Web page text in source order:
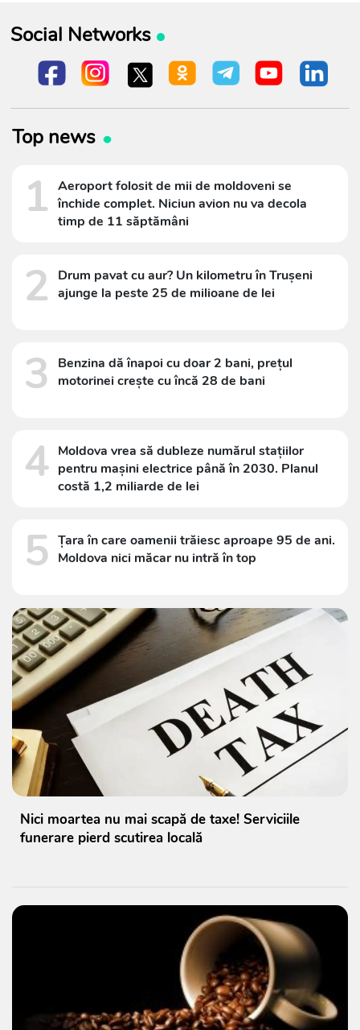
Social Networks
Top news
1 Aeroport folosit de mii de moldoveni se
închide complet. Niciun avion nu va decola
timp de 11 săptămâni
2
Drum pavat cu aur? Un kilometru în Trușeni
ajunge la peste 25 de milioane de lei
3
Benzina dă înapoi cu doar 2 bani, prețul
motorinei crește cu încă 28 de bani
4 Moldova vrea să dubleze numărul stațiilor
pentru mașini electrice până în 2030. Planul
costă 1,2 miliarde de lei
5 Țara în care oamenii trăiesc aproape 95 de ani.
Moldova nici măcar nu intră în top
Nici moartea nu mai scapă de taxe! Serviciile
funerare pierd scutirea locală